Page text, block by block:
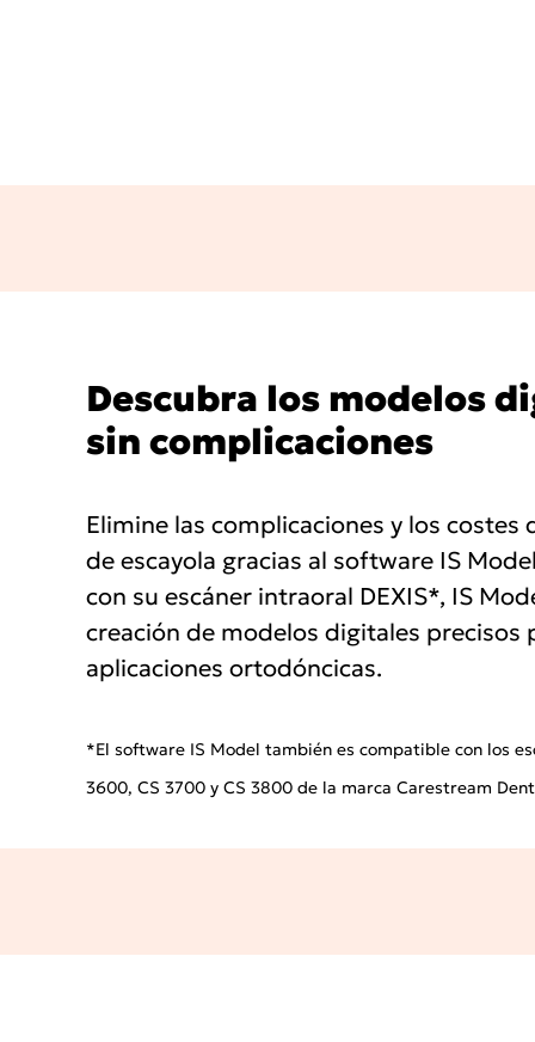
Descubra los modelos
sin complicaciones
Elimine las complicaciones y los costes
de escayola gracias al software IS
con su escáner intraoral DEXIS*, IS
creación de modelos digitales precisos
aplicaciones ortodóncicas.
*El software IS Model también es compatible con los
3600, CS 3700 y CS 3800 de la marca Carestream